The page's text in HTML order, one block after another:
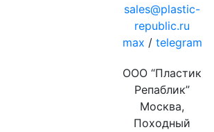
sales@plastic-
republic.ru
max / telegram
ООО “Пластик
Репаблик”
Москва,
Походный